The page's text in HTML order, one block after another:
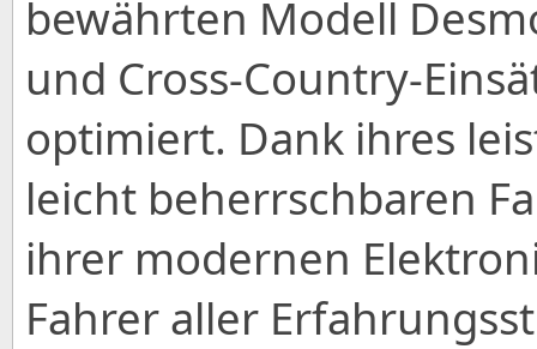
bewährten Modell
und Cross-Country-
optimiert. Dank ihres
leicht beherrschbaren
ihrer modernen
Fahrer aller